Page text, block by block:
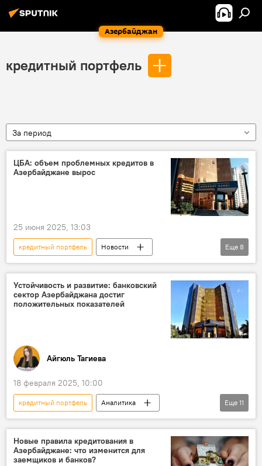
Азербайджан
кредитный портфель
За период
ЦБА: объем проблемных кредитов в
Азербайджане вырос
25 июня 2025, 13:03
кредитный портфель
Новости
Азербайджан
Экономика
финансы
Министерство финансов АР
Центробанк АР
Еще 8
Устойчивость и развитие: банковский
сектор Азербайджана достиг
положительных показателей
Айгюль Тагиева
18 февраля 2025, 10:00
кредитный портфель
Аналитика
Азербайджан
Центральный банк Азербайджана
банковский сектор
Южный Кавказ
Еще 11
Новые правила кредитования в
Азербайджане: что изменится для
заемщиков и банков?